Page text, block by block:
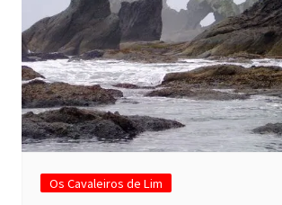
Os Cavaleiros de Lim